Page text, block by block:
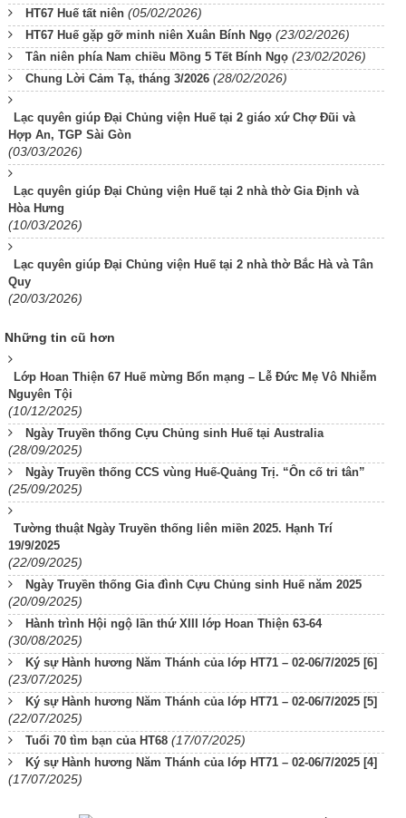
HT67 Huế tất niên (05/02/2026)
HT67 Huế gặp gỡ minh niên Xuân Bính Ngọ (23/02/2026)
Tân niên phía Nam chiều Mồng 5 Tết Bính Ngọ (23/02/2026)
Chung Lời Cảm Tạ, tháng 3/2026 (28/02/2026)
Lạc quyên giúp Đại Chủng viện Huế tại 2 giáo xứ Chợ Đũi và
Hợp An, TGP Sài Gòn
(03/03/2026)
Lạc quyên giúp Đại Chủng viện Huế tại 2 nhà thờ Gia Định và
Hòa Hưng
(10/03/2026)
Lạc quyên giúp Đại Chủng viện Huế tại 2 nhà thờ Bắc Hà và Tân
Quy
(20/03/2026)
Những tin cũ hơn
Lớp Hoan Thiện 67 Huế mừng Bổn mạng – Lễ Đức Mẹ Vô Nhiễm
Nguyên Tội
(10/12/2025)
Ngày Truyền thống Cựu Chủng sinh Huế tại Australia
(28/09/2025)
Ngày Truyền thống CCS vùng Huế-Quảng Trị. “Ôn cố tri tân”
(25/09/2025)
Tường thuật Ngày Truyền thống liên miền 2025. Hạnh Trí
19/9/2025
(22/09/2025)
Ngày Truyền thống Gia đình Cựu Chủng sinh Huế năm 2025
(20/09/2025)
Hành trình Hội ngộ lần thứ XIII lớp Hoan Thiện 63-64
(30/08/2025)
Ký sự Hành hương Năm Thánh của lớp HT71 – 02-06/7/2025 [6]
(23/07/2025)
Ký sự Hành hương Năm Thánh của lớp HT71 – 02-06/7/2025 [5]
(22/07/2025)
Tuổi 70 tìm bạn của HT68 (17/07/2025)
Ký sự Hành hương Năm Thánh của lớp HT71 – 02-06/7/2025 [4]
(17/07/2025)